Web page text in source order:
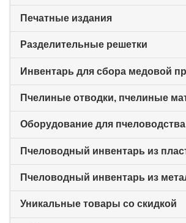
Печатные издания
Разделительные решетки
Инвентарь для сбора медовой
Оборудование для пчеловодства
Пчеловодный инвентарь из
Уникальные товары со скидкой